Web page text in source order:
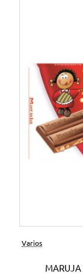
Varios
MARUJA